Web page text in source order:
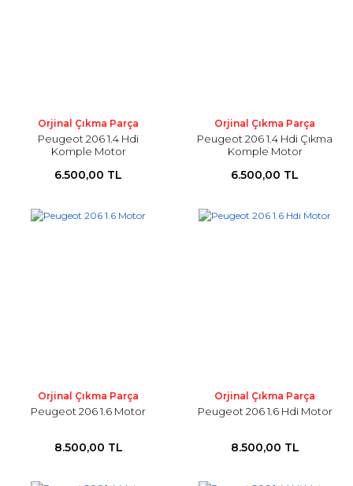
Orjinal Çıkma Parça
Peugeot 206 1.4 Hdi
Komple Motor
6.500,00 TL
Orjinal Çıkma Parça
Peugeot 206 1.4 Hdi Çıkma
Komple Motor
6.500,00 TL
Orjinal Çıkma Parça
Peugeot 206 1.6 Motor
8.500,00 TL
Orjinal Çıkma Parça
Peugeot 206 1.6 Hdi Motor
8.500,00 TL